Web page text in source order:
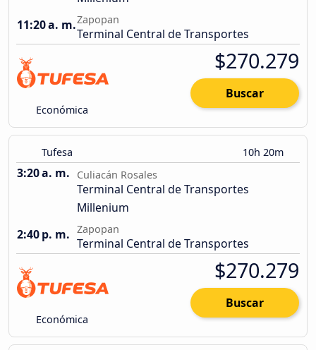
11:20 a. m.Zapopan
Terminal Central de Transportes
Económica
$270.279
Buscar
Tufesa 10h 20m
3:20 a. m. Culiacán Rosales
Terminal Central de Transportes
Millenium
2:40 p. m. Zapopan
Terminal Central de Transportes
Económica
$270.279
Buscar